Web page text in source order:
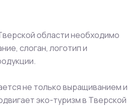
области необходимо
слоган, логотип и
не только выращиванием и
эко-туризм в Тверской